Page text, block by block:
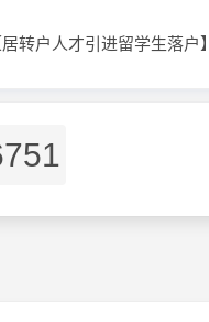
居转户人才引进留学生落户】